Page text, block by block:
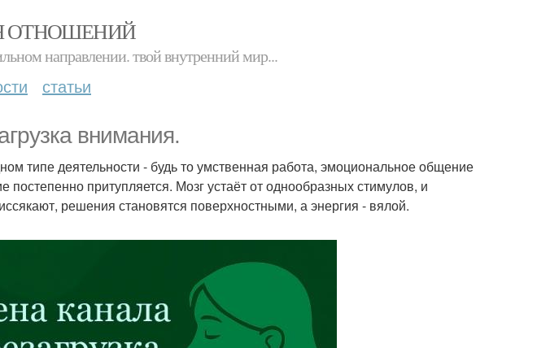
ОТНОШЕНИЙ
направлении. твой внутренний мир...
статьи
внимания.
типе деятельности - будь то умственная работа, эмоциональное общение
постепенно притупляется. Мозг устаёт от однообразных стимулов, и
решения становятся поверхностными, а энергия - вялой.